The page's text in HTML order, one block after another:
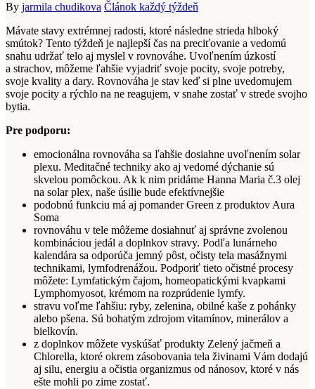
By jarmila chudikova Článok každý týždeň
Mávate stavy extrémnej radosti, ktoré následne strieda hlboký
smútok? Tento týždeň je najlepší čas na preciťovanie a vedomú
snahu udržať telo aj myslel v rovnováhe. Uvoľnením úzkostí
a strachov, môžeme ľahšie vyjadriť svoje pocity, svoje potreby,
svoje kvality a dary. Rovnováha je stav keď si plne uvedomujem
svoje pocity a rýchlo na ne reagujem, v snahe zostať v strede svojho
bytia.
Pre podporu:
emocionálna rovnováha sa ľahšie dosiahne uvoľnením solar
plexu. Meditačné techniky ako aj vedomé dýchanie sú
skvelou pomôckou. Ak k nim pridáme Hanna Maria č.3 olej
na solar plex, naše úsilie bude efektívnejšie
podobnú funkciu má aj pomander Green z produktov Aura
Soma
rovnováhu v tele môžeme dosiahnuť aj správne zvolenou
kombináciou jedál a doplnkov stravy. Podľa lunárneho
kalendára sa odporúča jemný pôst, očisty tela masážnymi
technikami, lymfodrenážou. Podporiť tieto očistné procesy
môžete: Lymfatickým čajom, homeopatickými kvapkami
Lymphomyosot, krémom na rozprúdenie lymfy.
stravu voľme ľahšiu: ryby, zelenina, obilné kaše z pohánky
alebo pšena. Sú bohatým zdrojom vitamínov, minerálov a
bielkovín.
z doplnkov môžete vyskúšať produkty Zelený jačmeň a
Chlorella, ktoré okrem zásobovania tela živinami Vám dodajú
aj silu, energiu a očistia organizmus od nánosov, ktoré v nás
ešte mohli po zime zostať.